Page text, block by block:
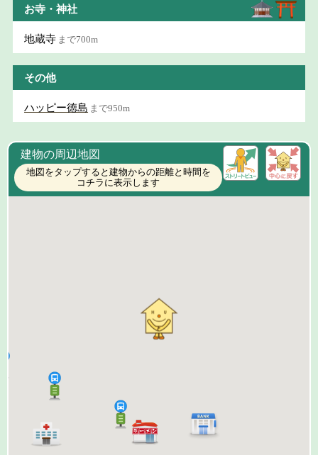
お寺・神社
地蔵寺 まで700m
その他
ハッピー徳島 まで950m
建物の周辺地図
地図をタップすると建物からの距離と時間を
コチラに表示します